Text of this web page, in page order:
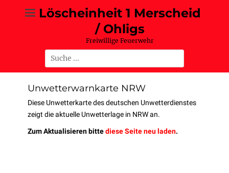
Löscheinheit 1 Merscheid
/ Ohligs
Freiwillige Feuerwehr
Unwetterwarnkarte NRW
Diese Unwetterkarte des deutschen Unwetterdienstes
zeigt die aktuelle Unwetterlage in NRW an.
Zum Aktualisieren bittediese Seite neu laden.